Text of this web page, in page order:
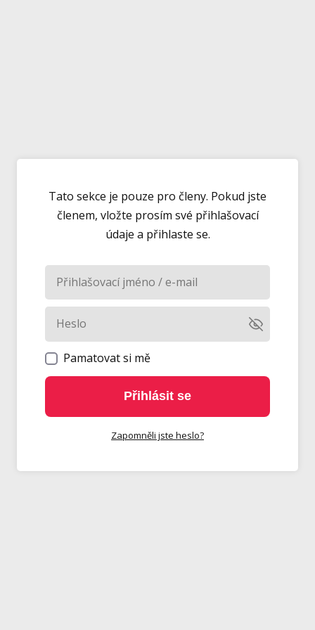
Tato sekce je pouze pro členy. Pokud jste
členem, vložte prosím své přihlašovací
údaje a přihlaste se.
Pamatovat si mě
Přihlásit se
Zapomněli jste heslo?